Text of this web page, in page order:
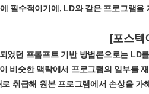
필수적이기에, LD와 같은 프로그램
[포스텍
었던 프롬프트 기반 방법론으로는
슷한 맥락에서 프로그램의 일부를
취급해 원본 프로그램에서 손상을